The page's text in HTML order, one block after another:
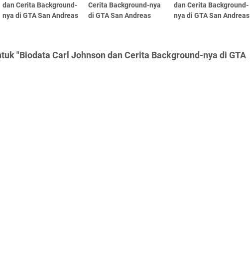
dan Cerita Background-
nya di GTA San Andreas
Cerita Background-nya
di GTA San Andreas
dan Cerita Background-
nya di GTA San Andreas
"Biodata Carl Johnson dan Cerita Background-nya di GTA